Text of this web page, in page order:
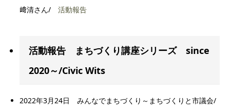
﨑清さん/活動報告
活動報告 まちづくり講座シリーズ since
2020～/Civic Wits
2022年3月24日 みんなでまちづくり～まちづくりと市議会/